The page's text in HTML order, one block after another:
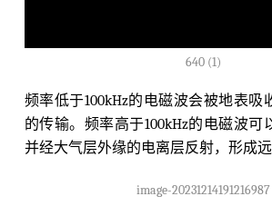
640 (1)
频率低于100kHz的电磁波会被地表吸
的传输。频率高于100kHz的电磁波可
并经大气层外缘的电离层反射，形成远
image-20231214191216987